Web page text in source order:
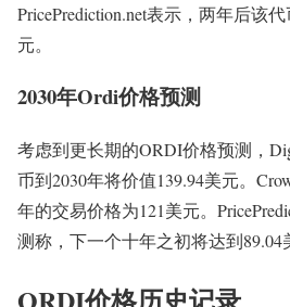
PricePrediction.net表示，两年后该
元。
2030年Ordi价格预测
考虑到更长期的ORDI价格预测，
币到2030年将价值139.94美元。
年的交易价格为121美元。
测称，下一个十年之初将达到89.04